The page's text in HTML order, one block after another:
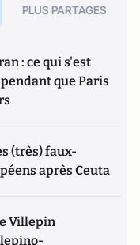
PLUS PARTAGES
: ce qui s'est
que Paris
(très) faux-
après Ceuta
Villepin